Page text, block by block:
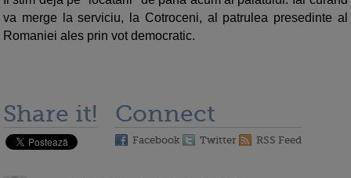
va merge la serviciu, la Cotroceni, al patrulea presedinte al
Romaniei ales prin vot democratic.
Share it! Connect
Facebook Twitter RSS Feed